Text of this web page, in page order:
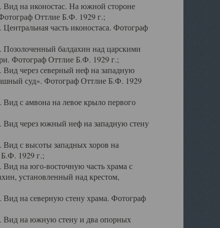
на иконостас. На южной стороне
Оттлие Б.Ф. 1929 г.;
часть иконостаса. Фотограф
балдахин над царскими
Фотограф Оттлие Б.Ф. 1929 г.;
через северный неф на западную
суд». Фотограф Оттлие Б.Ф. 1929
с амвона на левое крыло первого
через южный неф на западную стену
с высоты западных хоров на
1929 г.;
на юго-восточную часть храма с
установленный над крестом,
на северную стену храма. Фотограф
Вид на южную стену и два опорных